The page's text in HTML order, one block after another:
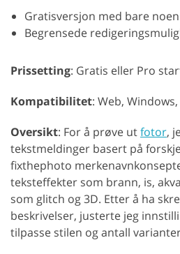
Gratisversjon med bare
Begrensede
Prissetting: Gratis eller Pro
Kompatibilitet: Web,
Oversikt: For å prøve utfotor,
tekstmeldinger basert på
fixthephoto
teksteffekter som brann, is,
som glitch og 3D. Etter å ha
beskrivelser, justerte jeg
tilpasse stilen og antall